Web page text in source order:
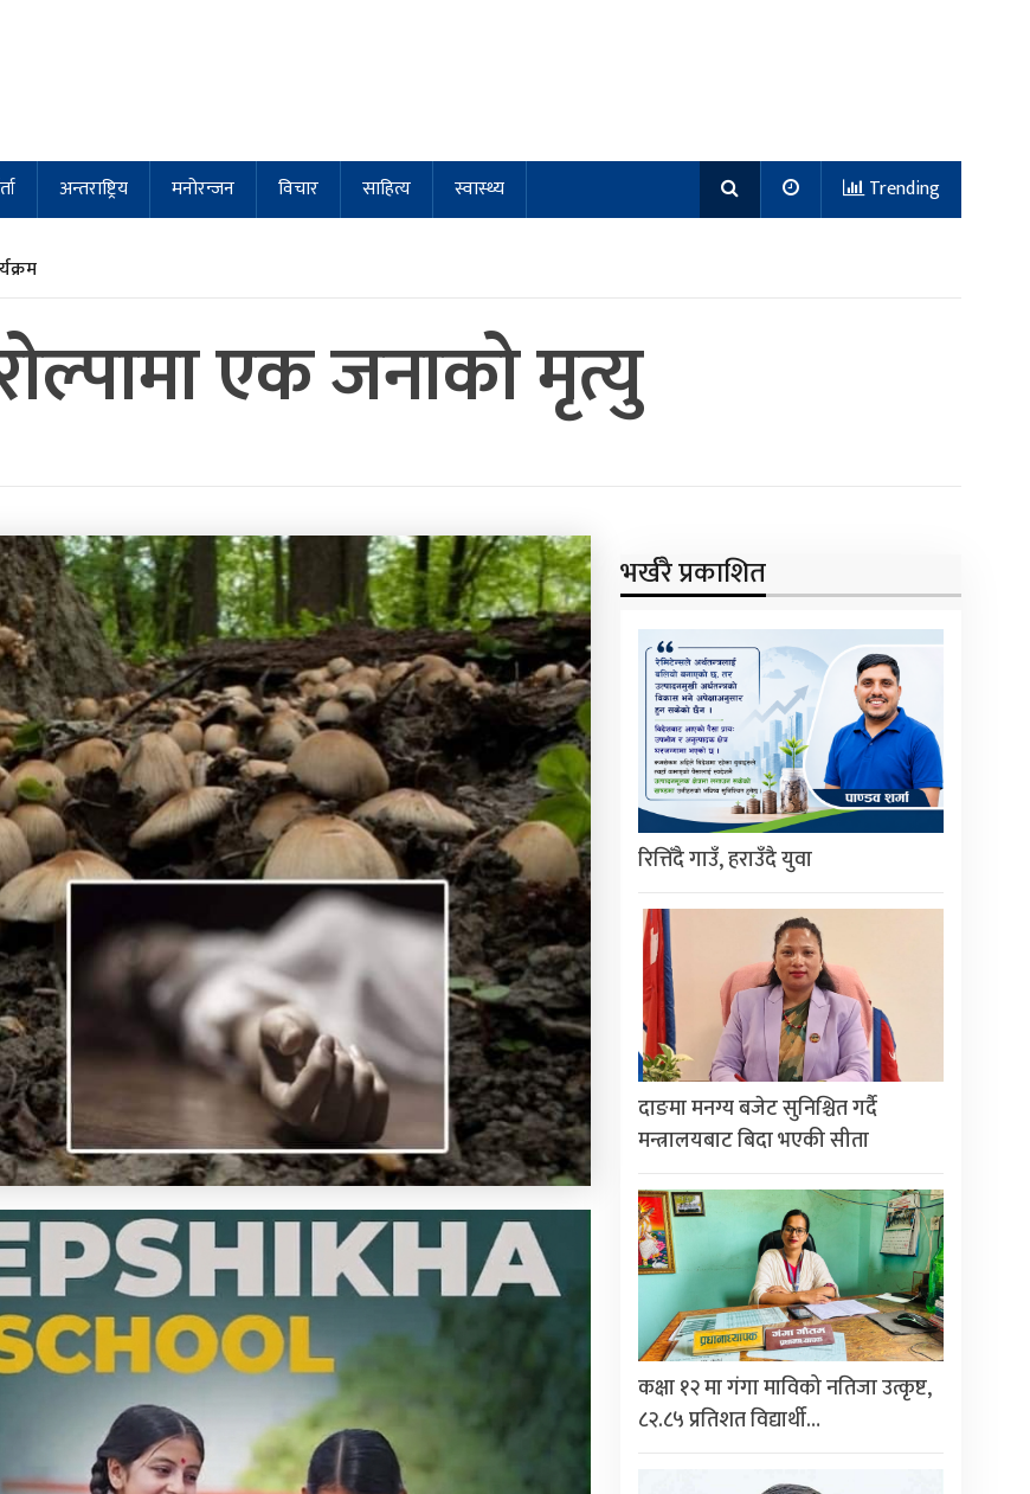
अन्तराष्ट्रिय मनोरन्जन विचार साहित्य स्वास्थ्य Trending
एक जनाको मृत्यु
भर्खरै प्रकाशित
रित्तिँदै गाउँ, हराउँदै युवा
दाङमा मनग्य बजेट सुनिश्चित गर्दै
मन्त्रालयबाट बिदा भएकी सीता
कक्षा १२ मा गंगा माविको नतिजा उत्कृष्ट,
८२.८५ प्रतिशत विद्यार्थी…